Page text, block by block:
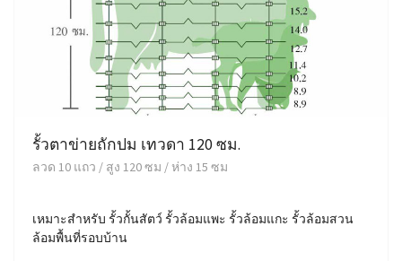
รั้วตาข่ายถักปม เทวดา 120 ซม.
ลวด 10 แถว / สูง 120 ซม / ห่าง 15 ซม
เหมาะสำหรับ รั้วกั้นสัตว์ รั้วล้อมแพะ รั้วล้อมแกะ รั้วล้อมสวน
ล้อมพื้นที่รอบบ้าน